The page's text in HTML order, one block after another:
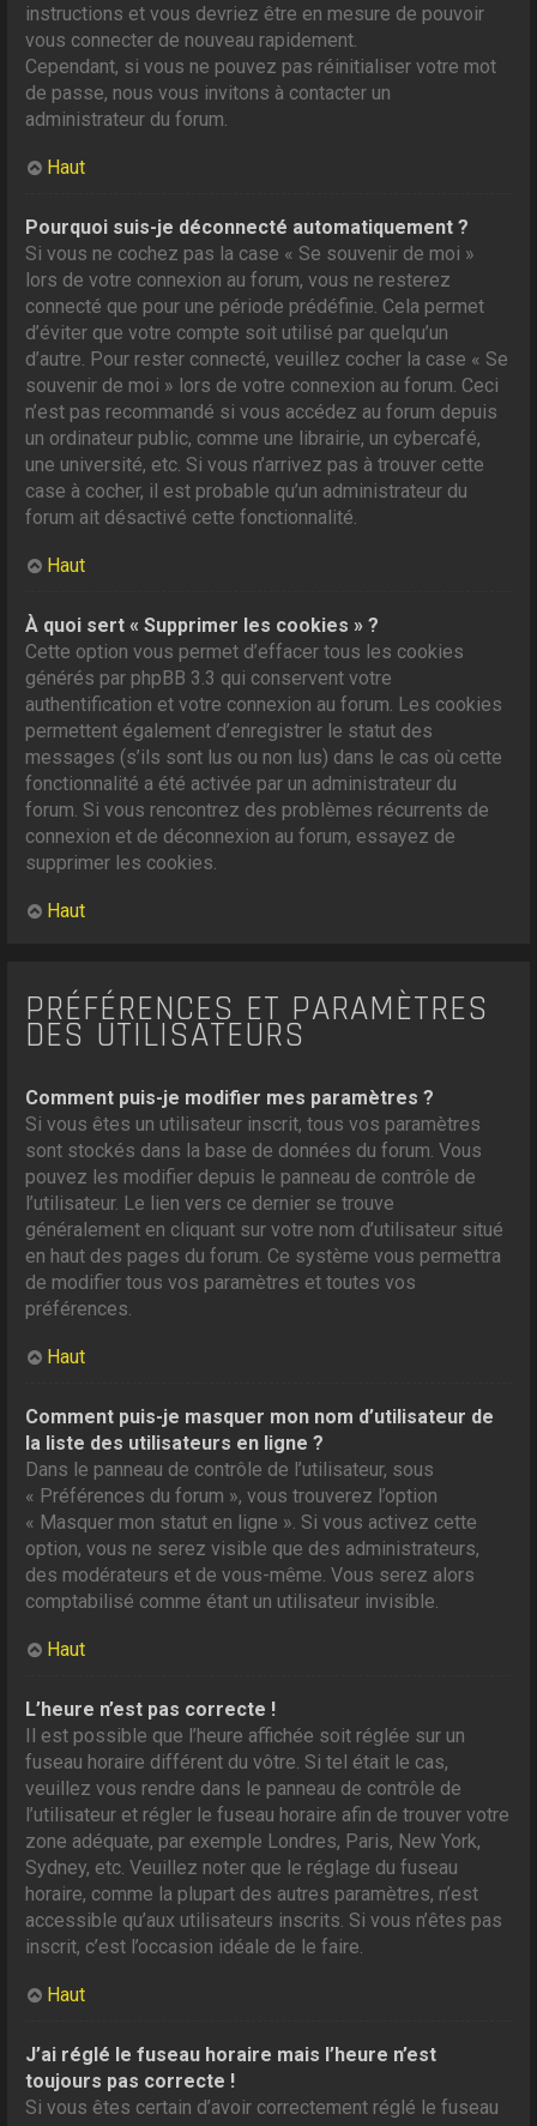
instructions et vous devriez être en mesure de pouvoir
vous connecter de nouveau rapidement.
Cependant, si vous ne pouvez pas réinitialiser votre mot
de passe, nous vous invitons à contacter un
administrateur du forum.
Haut
Pourquoi suis-je déconnecté automatiquement ?
Si vous ne cochez pas la case « Se souvenir de moi »
lors de votre connexion au forum, vous ne resterez
connecté que pour une période prédéfinie. Cela permet
d’éviter que votre compte soit utilisé par quelqu’un
d’autre. Pour rester connecté, veuillez cocher la case « Se
souvenir de moi » lors de votre connexion au forum. Ceci
n’est pas recommandé si vous accédez au forum depuis
un ordinateur public, comme une librairie, un cybercafé,
une université, etc. Si vous n’arrivez pas à trouver cette
case à cocher, il est probable qu’un administrateur du
forum ait désactivé cette fonctionnalité.
Haut
À quoi sert « Supprimer les cookies » ?
Cette option vous permet d’effacer tous les cookies
générés par phpBB 3.3 qui conservent votre
authentification et votre connexion au forum. Les cookies
permettent également d’enregistrer le statut des
messages (s’ils sont lus ou non lus) dans le cas où cette
fonctionnalité a été activée par un administrateur du
forum. Si vous rencontrez des problèmes récurrents de
connexion et de déconnexion au forum, essayez de
supprimer les cookies.
Haut
PRÉFÉRENCES ET PARAMÈTRES
DES UTILISATEURS
Comment puis-je modifier mes paramètres ?
Si vous êtes un utilisateur inscrit, tous vos paramètres
sont stockés dans la base de données du forum. Vous
pouvez les modifier depuis le panneau de contrôle de
l’utilisateur. Le lien vers ce dernier se trouve
généralement en cliquant sur votre nom d’utilisateur situé
en haut des pages du forum. Ce système vous permettra
de modifier tous vos paramètres et toutes vos
préférences.
Haut
Comment puis-je masquer mon nom d’utilisateur de
la liste des utilisateurs en ligne ?
Dans le panneau de contrôle de l’utilisateur, sous
« Préférences du forum », vous trouverez l’option
« Masquer mon statut en ligne ». Si vous activez cette
option, vous ne serez visible que des administrateurs,
des modérateurs et de vous-même. Vous serez alors
comptabilisé comme étant un utilisateur invisible.
Haut
L’heure n’est pas correcte !
Il est possible que l’heure affichée soit réglée sur un
fuseau horaire différent du vôtre. Si tel était le cas,
veuillez vous rendre dans le panneau de contrôle de
l’utilisateur et régler le fuseau horaire afin de trouver votre
zone adéquate, par exemple Londres, Paris, New York,
Sydney, etc. Veuillez noter que le réglage du fuseau
horaire, comme la plupart des autres paramètres, n’est
accessible qu’aux utilisateurs inscrits. Si vous n’êtes pas
inscrit, c’est l’occasion idéale de le faire.
Haut
J’ai réglé le fuseau horaire mais l’heure n’est
toujours pas correcte !
Si vous êtes certain d’avoir correctement réglé le fuseau